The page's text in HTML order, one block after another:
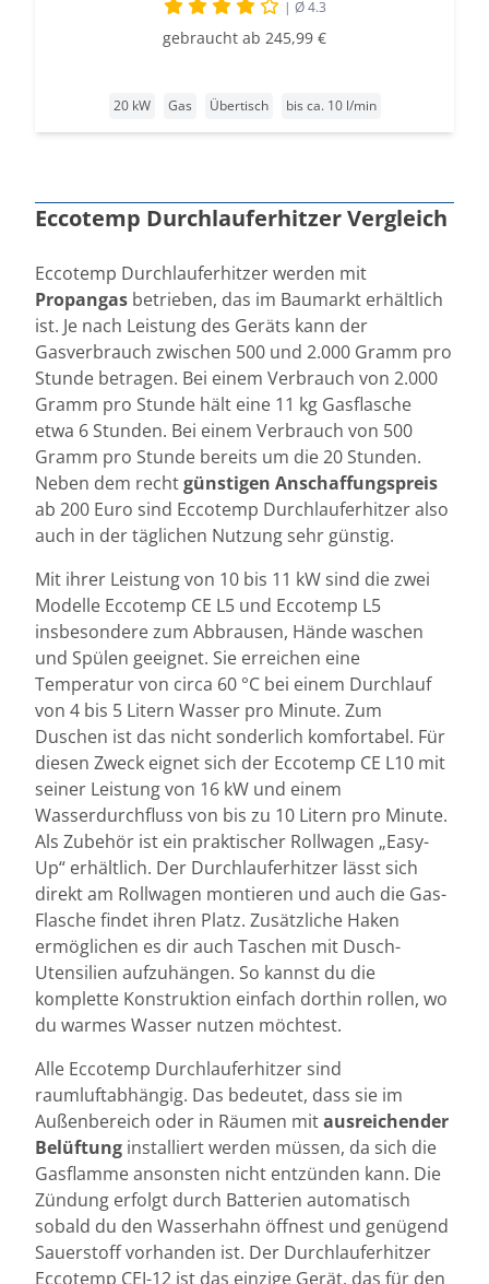
| Ø 4.3
gebraucht ab 245,99 €
20 kW Gas Übertisch bis ca. 10 l/min
Eccotemp Durchlauferhitzer Vergleich
Eccotemp Durchlauferhitzer werden mit
Propangas betrieben, das im Baumarkt erhältlich
ist. Je nach Leistung des Geräts kann der
Gasverbrauch zwischen 500 und 2.000 Gramm pro
Stunde betragen. Bei einem Verbrauch von 2.000
Gramm pro Stunde hält eine 11 kg Gasflasche
etwa 6 Stunden. Bei einem Verbrauch von 500
Gramm pro Stunde bereits um die 20 Stunden.
Neben dem rechtgünstigen Anschaffungspreis
ab 200 Euro sind Eccotemp Durchlauferhitzer also
auch in der täglichen Nutzung sehr günstig.
Mit ihrer Leistung von 10 bis 11 kW sind die zwei
Modelle Eccotemp CE L5 und Eccotemp L5
insbesondere zum Abbrausen, Hände waschen
und Spülen geeignet. Sie erreichen eine
Temperatur von circa 60 °C bei einem Durchlauf
von 4 bis 5 Litern Wasser pro Minute. Zum
Duschen ist das nicht sonderlich komfortabel. Für
diesen Zweck eignet sich der Eccotemp CE L10 mit
seiner Leistung von 16 kW und einem
Wasserdurchfluss von bis zu 10 Litern pro Minute.
Als Zubehör ist ein praktischer Rollwagen „Easy-
Up“ erhältlich. Der Durchlauferhitzer lässt sich
direkt am Rollwagen montieren und auch die Gas-
Flasche findet ihren Platz. Zusätzliche Haken
ermöglichen es dir auch Taschen mit Dusch-
Utensilien aufzuhängen. So kannst du die
komplette Konstruktion einfach dorthin rollen, wo
du warmes Wasser nutzen möchtest.
Alle Eccotemp Durchlauferhitzer sind
raumluftabhängig. Das bedeutet, dass sie im
Außenbereich oder in Räumen mitausreichender
Belüftung installiert werden müssen, da sich die
Gasflamme ansonsten nicht entzünden kann. Die
Zündung erfolgt durch Batterien automatisch
sobald du den Wasserhahn öffnest und genügend
Sauerstoff vorhanden ist. Der Durchlauferhitzer
Eccotemp CEI-12 ist das einzige Gerät, das für den